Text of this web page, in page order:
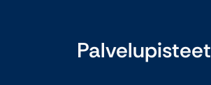
Palvelupisteet